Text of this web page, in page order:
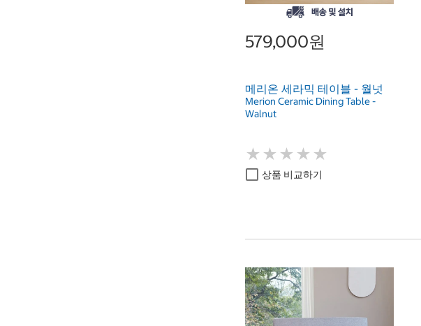
579,000원
메리온 세라믹 테이블 - 월넛
Merion Ceramic Dining Table -
Walnut
★ ★ ★ ★ ★
★ ★ ★ ★ ★
상품 비교하기